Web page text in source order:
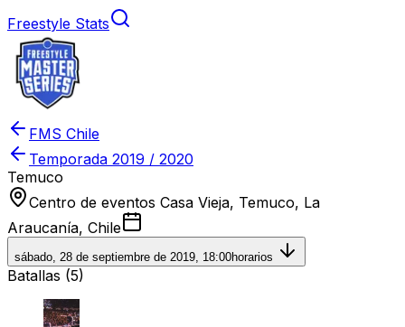
Freestyle Stats
FMS Chile
Temporada 2019 / 2020
Temuco
Centro de eventos Casa Vieja, Temuco, La
Araucanía, Chile
sábado, 28 de septiembre de 2019, 18:00horarios
Batallas (5)